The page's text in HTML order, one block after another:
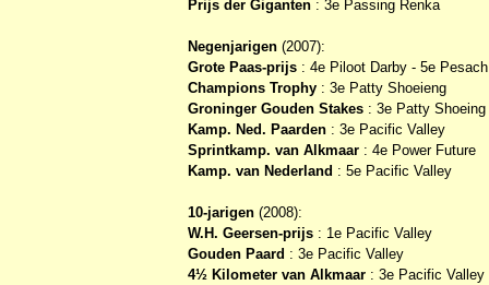
Prijs der Giganten : 3e Passing Renka
Negenjarigen (2007):
Grote Paas-prijs : 4e Piloot Darby - 5e
Champions Trophy : 3e Patty Shoeieng
Groninger Gouden Stakes : 3e Patty Shoeing
Kamp. Ned. Paarden : 3e Pacific Valley
Sprintkamp. van Alkmaar : 4e Power Future
Kamp. van Nederland : 5e Pacific Valley
10-jarigen (2008):
W.H. Geersen-prijs : 1e Pacific Valley
Gouden Paard : 3e Pacific Valley
4½ Kilometer van Alkmaar : 3e Pacific Valley